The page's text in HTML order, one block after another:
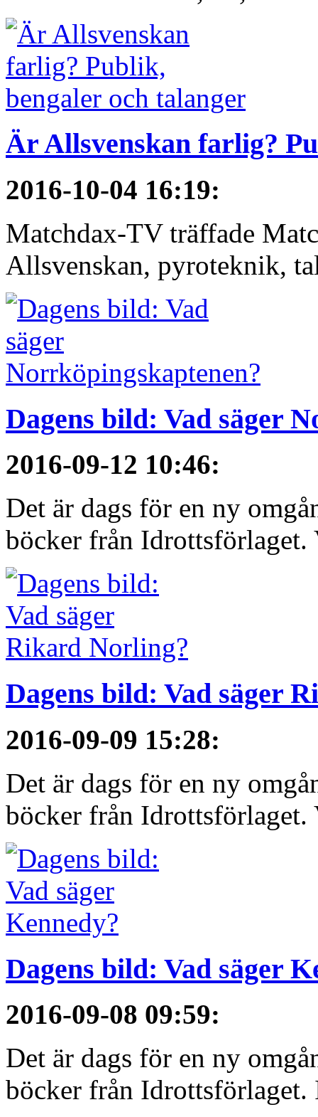
Är Allsvenskan farlig?
2016-10-04 16:19:
Matchdax-TV träffade
Allsvenskan, pyroteknik,
Dagens bild: Vad säger
2016-09-12 10:46:
Det är dags för en ny
böcker från Idrottsförlaget.
Dagens bild: Vad säger
2016-09-09 15:28:
Det är dags för en ny
böcker från Idrottsförlaget.
Dagens bild: Vad säger
2016-09-08 09:59:
Det är dags för en ny
böcker från Idrottsförlaget.